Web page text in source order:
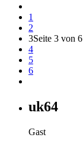
1
2
3Seite 3 von 6
4
5
6
uk64
Gast